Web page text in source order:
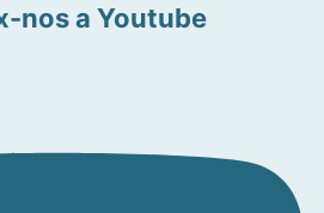
nos a Youtube